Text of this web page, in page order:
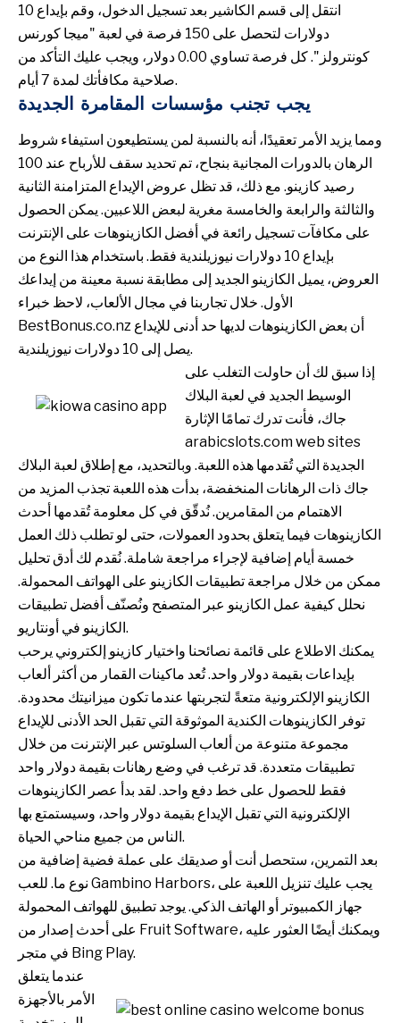
انتقل إلى قسم الكاشير بعد تسجيل الدخول، وقم بإيداع 10
دولارات لتحصل على 150 فرصة في لعبة "ميجا كورنس
كونترولز". كل فرصة تساوي 0.00 دولار، ويجب عليك التأكد من
صلاحية مكافأتك لمدة 7 أيام.
يجب تجنب مؤسسات المقامرة الجديدة
ومما يزيد الأمر تعقيدًا، أنه بالنسبة لمن يستطيعون استيفاء شروط
الرهان بالدورات المجانية بنجاح، تم تحديد سقف للأرباح عند 100
رصيد كازينو. مع ذلك، قد تظل عروض الإيداع المتزامنة الثانية
والثالثة والرابعة والخامسة مغرية لبعض اللاعبين. يمكن الحصول
على مكافآت تسجيل رائعة في أفضل الكازينوهات على الإنترنت
بإيداع 10 دولارات نيوزيلندية فقط. باستخدام هذا النوع من
العروض، يميل الكازينو الجديد إلى مطابقة نسبة معينة من إيداعك
الأول. خلال تجاربنا في مجال الألعاب، لاحظ خبراء
BestBonus.co.nz أن بعض الكازينوهات لديها حد أدنى للإيداع
يصل إلى 10 دولارات نيوزيلندية.
إذا سبق لك أن حاولت التغلب على
الوسيط الجديد في لعبة البلاك
جاك، فأنت تدرك تمامًا الإثارة
arabicslots.com web sites
الجديدة التي تُقدمها هذه اللعبة. وبالتحديد، مع إطلاق لعبة البلاك
جاك ذات الرهانات المنخفضة، بدأت هذه اللعبة تجذب المزيد من
الاهتمام من المقامرين. نُدقّق في كل معلومة تُقدمها أحدث
الكازينوهات فيما يتعلق بحدود العمولات، حتى لو تطلب ذلك العمل
خمسة أيام إضافية لإجراء مراجعة شاملة. نُقدم لك أدق تحليل
ممكن من خلال مراجعة تطبيقات الكازينو على الهواتف المحمولة.
نحلل كيفية عمل الكازينو عبر المتصفح ونُصنّف أفضل تطبيقات
الكازينو في أونتاريو.
يمكنك الاطلاع على قائمة نصائحنا واختيار كازينو إلكتروني يرحب
بإيداعات بقيمة دولار واحد. تُعد ماكينات القمار من أكثر ألعاب
الكازينو الإلكترونية متعةً لتجربتها عندما تكون ميزانيتك محدودة.
توفر الكازينوهات الكندية الموثوقة التي تقبل الحد الأدنى للإيداع
مجموعة متنوعة من ألعاب السلوتس عبر الإنترنت من خلال
تطبيقات متعددة. قد ترغب في وضع رهانات بقيمة دولار واحد
فقط للحصول على خط دفع واحد. لقد بدأ عصر الكازينوهات
الإلكترونية التي تقبل الإيداع بقيمة دولار واحد، وسيستمتع بها
الناس من جميع مناحي الحياة.
بعد التمرين، ستحصل أنت أو صديقك على عملة فضية إضافية من
نوع ما. للعب Gambino Harbors، يجب عليك تنزيل اللعبة على
جهاز الكمبيوتر أو الهاتف الذكي. يوجد تطبيق للهواتف المحمولة
على أحدث إصدار من Fruit Software، ويمكنك أيضًا العثور عليه
في متجر Bing Play.
عندما يتعلق
الأمر بالأجهزة